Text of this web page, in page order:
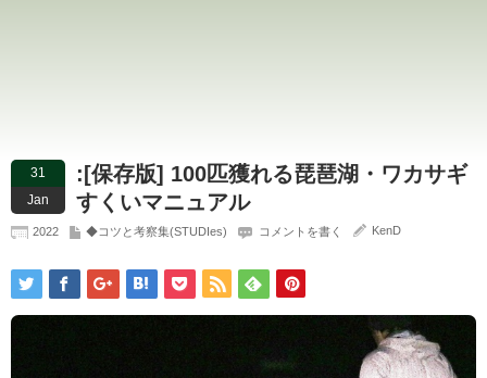
31
Jan
:[保存版] 100匹獲れる琵琶湖・ワカサギ
すくいマニュアル
2022 ◆コツと考察集(STUDIes) コメントを書く KenD